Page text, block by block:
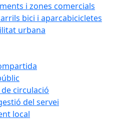
i zones comercials
bici i aparcabicicletes
urbana
circulació
del servei
local